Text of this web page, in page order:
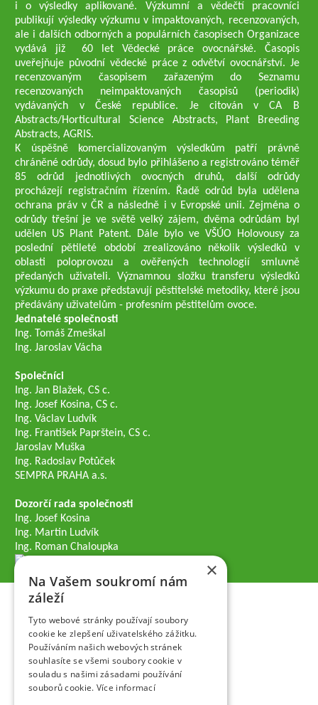
i o výsledky aplikované. Výzkumní a vědečtí pracovníci
publikují výsledky výzkumu v impaktovaných, recenzovaných,
ale i dalších odborných a populárních časopisech Organizace
vydává již 60 let Vědecké práce ovocnářské. Časopis
uveřejňuje původní vědecké práce z odvětví ovocnářství. Je
recenzovaným časopisem zařazeným do Seznamu
recenzovaných neimpaktovaných časopisů (periodik)
vydávaných v České republice. Je citován v CA B
Abstracts/Horticultural Science Abstracts, Plant Breeding
Abstracts, AGRIS.
K úspěšně komercializovaným výsledkům patří právně
chráněné odrůdy, dosud bylo přihlášeno a registrováno téměř
85 odrůd jednotlivých ovocných druhů, další odrůdy
procházejí registračním řízením. Řadě odrůd byla udělena
ochrana práv v ČR a následně i v Evropské unii. Zejména o
odrůdy třešní je ve světě velký zájem, dvěma odrůdám byl
udělen US Plant Patent. Dále bylo ve VŠÚO Holovousy za
poslední pětileté období zrealizováno několik výsledků v
oblasti poloprovozu a ověřených technologií smluvně
předaných uživateli. Významnou složku transferu výsledků
výzkumu do praxe představují pěstitelské metodiky, které jsou
předávány uživatelům - profesním pěstitelům ovoce.
Jednatelé společnosti
Ing. Tomáš Zmeškal
Ing. Jaroslav Vácha
Společníci
Ing. Jan Blažek, CS c.
Ing. Josef Kosina, CS c.
Ing. Václav Ludvík
Ing. František Paprštein, CS c.
Jaroslav Muška
Ing. Radoslav Potůček
SEMPRA PRAHA a.s.
Dozorčí rada společnosti
Ing. Josef Kosina
Ing. Martin Ludvík
Ing. Roman Chaloupka
×
Na Vašem soukromí nám
záleží
Tyto webové stránky používají soubory
cookie ke zlepšení uživatelského zážitku.
Používáním našich webových stránek
souhlasíte se všemi soubory cookie v
souladu s našimi zásadami používání
souborů cookie. Více informací